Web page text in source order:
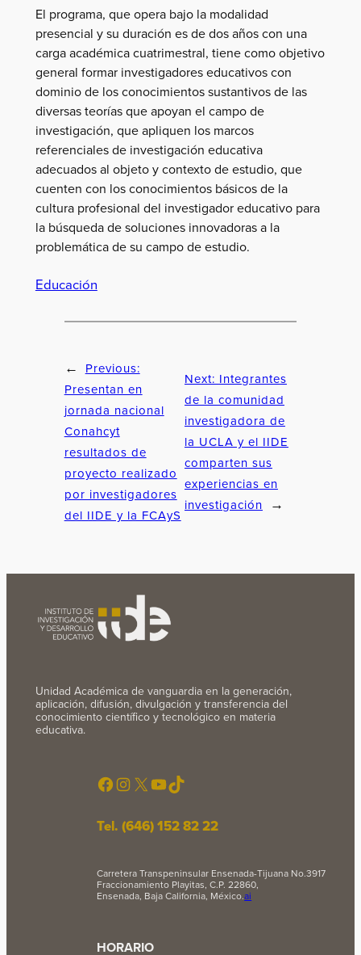
El programa, que opera bajo la modalidad
presencial y su duración es de dos años con una
carga académica cuatrimestral, tiene como objetivo
general formar investigadores educativos con
dominio de los conocimientos sustantivos de las
diversas teorías que apoyan el campo de
investigación, que apliquen los marcos
referenciales de investigación educativa
adecuados al objeto y contexto de estudio, que
cuenten con los conocimientos básicos de la
cultura profesional del investigador educativo para
la búsqueda de soluciones innovadoras a la
problemática de su campo de estudio.
Educación
←
Previous:
Presentan en
jornada nacional
Conahcyt
resultados de
proyecto realizado
por investigadores
del IIDE y la FCAyS
Next: Integrantes
de la comunidad
investigadora de
la UCLA y el IIDE
comparten sus
experiencias en
investigación
→
Unidad Académica de vanguardia en la generación,
aplicación, difusión, divulgación y transferencia del
conocimiento científico y tecnológico en materia
educativa.
Facebook Instagram X YouTube TikTok
Tel. (646) 152 82 22
Carretera Transpeninsular Ensenada-Tijuana No.3917
Fraccionamiento Playitas, C.P. 22860,
Ensenada, Baja California, México.ai
HORARIO